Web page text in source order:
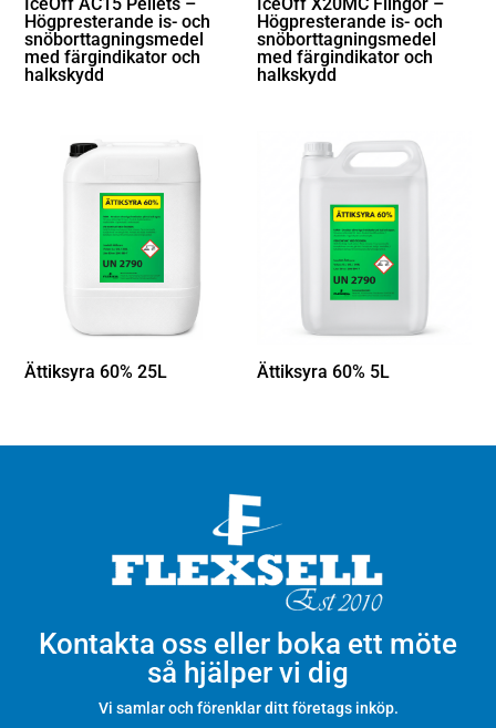
Högpresterande is- och
snöborttagningsmedel
med färgindikator och
halkskydd
Högpresterande is- och
snöborttagningsmedel
med färgindikator och
halkskydd
Ättiksyra 60% 25L Ättiksyra 60% 5L
Kontakta oss eller boka ett möte
så hjälper vi dig
Vi samlar och förenklar ditt företags inköp.